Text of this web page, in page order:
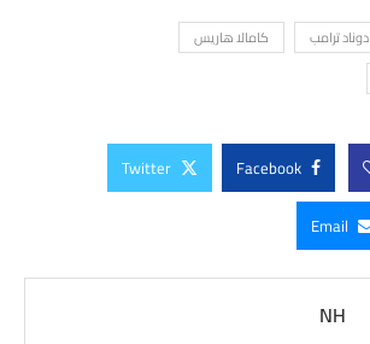
دوناد ترامب
كامالا هاريس
Facebook
Twitter
Email
NH